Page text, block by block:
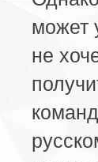
может
не